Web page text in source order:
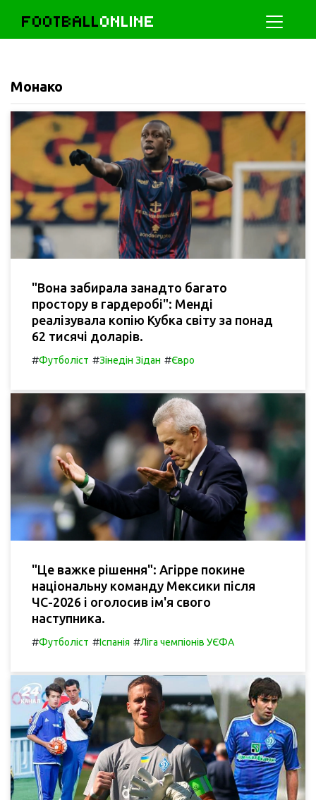
FOOTBALLONLINE
Монако
"Вона забирала занадто багато
простору в гардеробі": Менді
реалізувала копію Кубка світу за понад
62 тисячі доларів.
#Футболіст #Зінедін Зідан #Євро
"Це важке рішення": Агірре покине
національну команду Мексики після
ЧС-2026 і оголосив ім'я свого
наступника.
#Футболіст #Іспанія #Ліга чемпіонів УЄФА